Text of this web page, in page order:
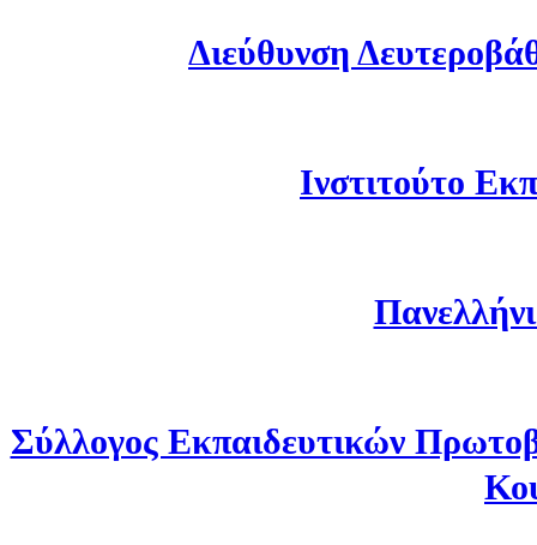
Διεύθυνση
Ινστιτούτο
Σύλλογος Εκπαιδευτικών